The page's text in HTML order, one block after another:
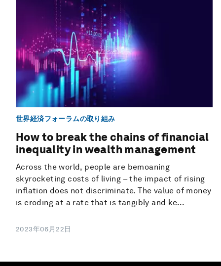
世界経済フォーラムの取り組み
How to break the chains of financial
inequality in wealth management
Across the world, people are bemoaning
skyrocketing costs of living – the impact of rising
inflation does not discriminate. The value of money
is eroding at a rate that is tangibly and ke...
2023年06月22日